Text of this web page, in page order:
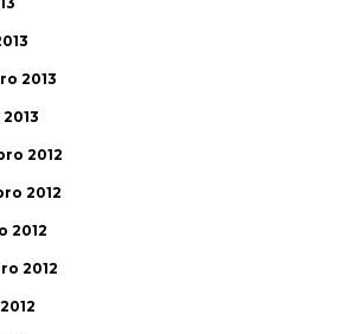
2013
2012
2012
2012
2012